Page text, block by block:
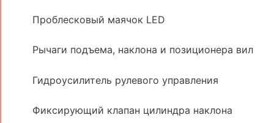
Проблесковый маячок LED
Рычаги подъема, наклона и позиционера вил
Гидроусилитель рулевого управления
Фиксирующий клапан цилиндра наклона